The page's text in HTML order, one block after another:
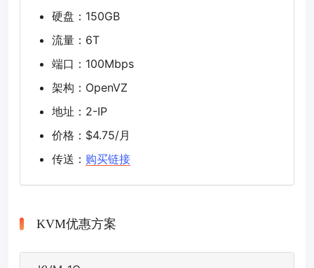
硬盘：150GB
流量：6T
端口：100Mbps
架构：OpenVZ
地址：2-IP
价格：$4.75/月
传送： 购买链接
KVM优惠方案